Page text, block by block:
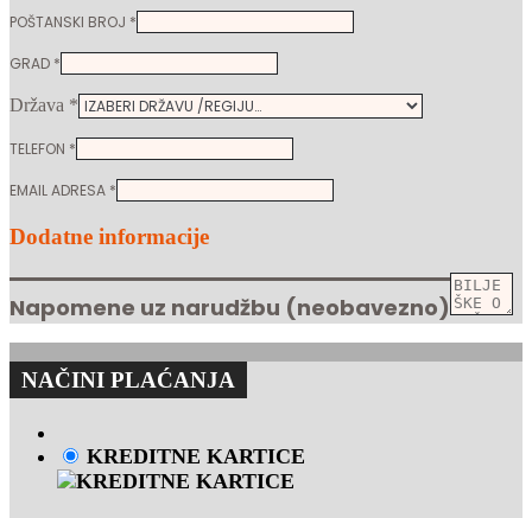
POŠTANSKI BROJ *
GRAD *
Država *
TELEFON *
EMAIL ADRESA *
Dodatne informacije
Napomene uz narudžbu (neobavezno)
NAČINI PLAĆANJA
KREDITNE KARTICE